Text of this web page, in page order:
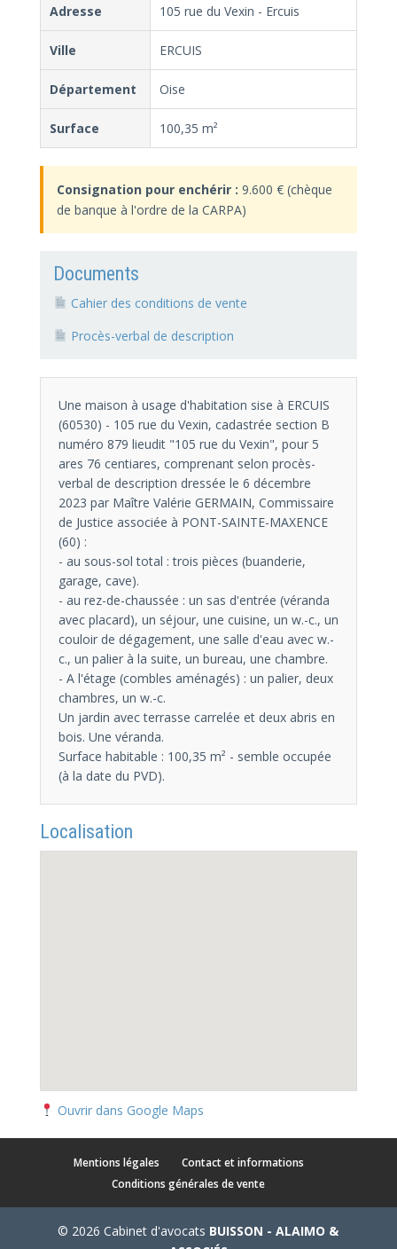
Adresse 105 rue du Vexin - Ercuis
Ville ERCUIS
Département Oise
Surface 100,35 m²
Consignation pour enchérir : 9.600 € (chèque
de banque à l'ordre de la CARPA)
Documents
Cahier des conditions de vente
Procès-verbal de description
Une maison à usage d'habitation sise à ERCUIS
(60530) - 105 rue du Vexin, cadastrée section B
numéro 879 lieudit "105 rue du Vexin", pour 5
ares 76 centiares, comprenant selon procès-
verbal de description dressée le 6 décembre
2023 par Maître Valérie GERMAIN, Commissaire
de Justice associée à PONT-SAINTE-MAXENCE
(60) :
- au sous-sol total : trois pièces (buanderie,
garage, cave).
- au rez-de-chaussée : un sas d'entrée (véranda
avec placard), un séjour, une cuisine, un w.-c., un
couloir de dégagement, une salle d'eau avec w.-
c., un palier à la suite, un bureau, une chambre.
- A l'étage (combles aménagés) : un palier, deux
chambres, un w.-c.
Un jardin avec terrasse carrelée et deux abris en
bois. Une véranda.
Surface habitable : 100,35 m² - semble occupée
(à la date du PVD).
Localisation
Ouvrir dans Google Maps
Mentions légales
Contact et informations
Conditions générales de vente
© 2026 Cabinet d'avocats BUISSON - ALAIMO &